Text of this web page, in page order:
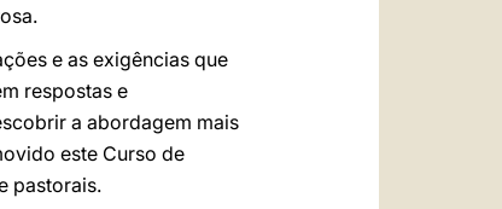
e as exigências que
respostas e
a abordagem mais
este Curso de
pastorais.